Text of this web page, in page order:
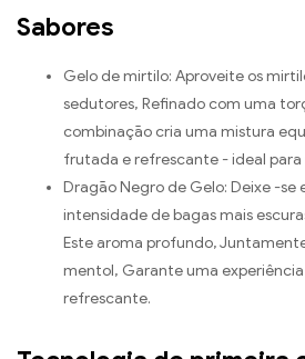
Sabores
Gelo de mirtilo: Aproveite os
sedutores, Refinado com uma
combinação cria uma mistura
frutada e refrescante - ideal
Dragão Negro de Gelo: Deixe -se
intensidade de bagas mais
Este aroma profundo,
mentol, Garante uma
refrescante.